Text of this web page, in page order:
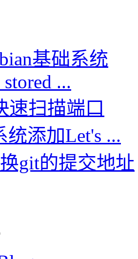
基础系统
...
速扫描端口
统添加Let's ...
git的提交地址